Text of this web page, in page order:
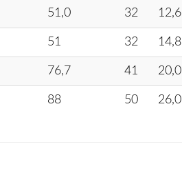
51,0 32 12,6
51 32 14,8
76,7 41 20,0
88 50 26,0